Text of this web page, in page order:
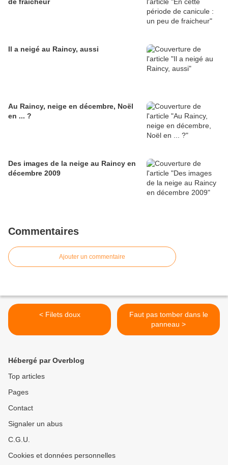
Il a neigé au Raincy, aussi
Au Raincy, neige en décembre, Noël
en ... ?
Des images de la neige au Raincy en
décembre 2009
Commentaires
Ajouter un commentaire
< Filets doux
Faut pas tomber dans le
panneau >
Hébergé par Overblog
Top articles
Pages
Contact
Signaler un abus
C.G.U.
Cookies et données personnelles